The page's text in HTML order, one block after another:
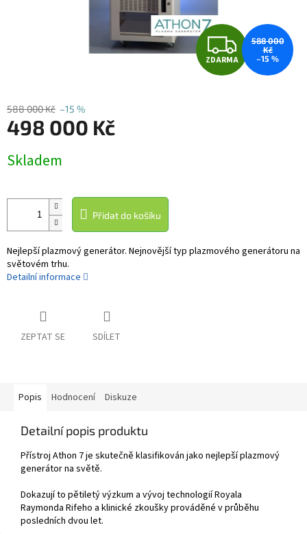
Z
D
ZDARMA
588 000
Kč
–15 %
588 000 Kč –15 %
498 000 Kč
cena:
Skladem
Přidat do košíku
Nejlepší plazmový generátor. Nejnovější typ plazmového generátoru na
světovém trhu.
Detailní informace
ZEPTAT SE SDÍLET
Popis Hodnocení Diskuze
Detailní popis produktu
Přístroj Athon 7 je skutečně klasifikován jako nejlepší plazmový
generátor na světě.
Dokazují to pětiletý výzkum a vývoj technologií Royala
Raymonda Rifeho a klinické zkoušky prováděné v průběhu
posledních dvou let.